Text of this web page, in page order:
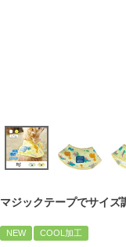
マジックテープでサイズ
NEW COOL加工